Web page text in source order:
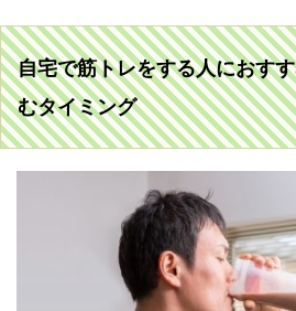
自宅で筋トレをする人におす
むタイミング